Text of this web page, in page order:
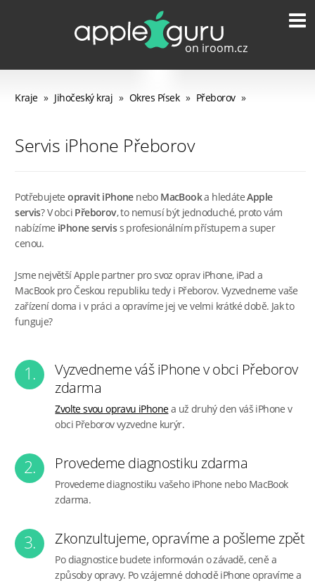
Kraje » Jihočeský kraj » Okres Písek » Přeborov »
Servis iPhone Přeborov
Potřebujeteopravit iPhonenebo MacBooka hledáteApple
servis? V obci Přeborov, to nemusí být jednoduché, proto vám
nabízíme iPhone serviss profesionálním přístupem a super
cenou.
Jsme největší Apple partner pro svoz oprav iPhone, iPad a
MacBook pro Českou republiku tedy i Přeborov. Vyzvedneme vaše
zařízení doma i v práci a opravíme jej ve velmi krátké době. Jak to
funguje?
1.
Vyzvedneme váš iPhone v obci Přeborov
zdarma
Zvolte svou opravu iPhonea už druhý den váš iPhone v
obci Přeborov vyzvedne kurýr.
2. Provedeme diagnostiku zdarma
Provedeme diagnostiku vašeho iPhone nebo MacBook
zdarma.
3. Zkonzultujeme, opravíme a pošleme zpět
Po diagnostice budete informován o závadě, ceně a
způsoby opravy. Po vzájemné dohodě iPhone opravíme a